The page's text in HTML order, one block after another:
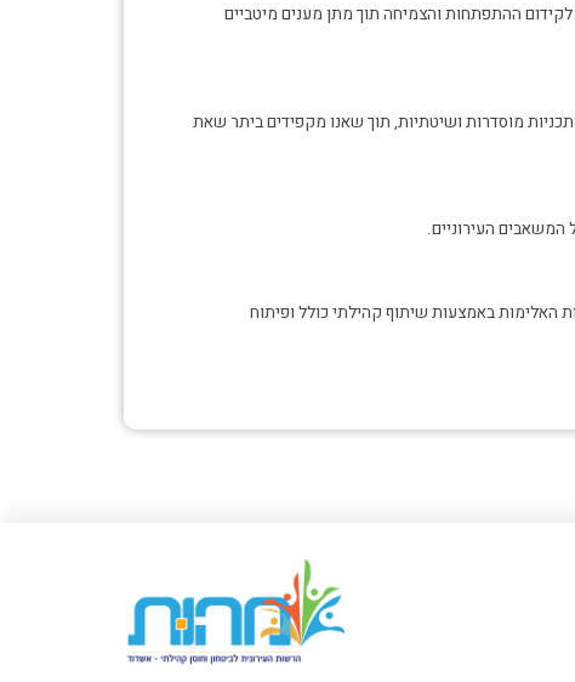
ההתפתחות והצמיחה תוך מתן מענים מיטביים
מוסדרות ושיטתיות, תוך שאנו מקפידים ביתר שאת
המשאבים העירוניים.
האלימות באמצעות שיתוף קהילתי כולל ופיתוח